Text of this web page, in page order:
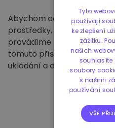
Abychom ochránili naše
prostředky, nabízíme
provádíme pravidelné
tomuto přístupu je naše
ukládání a dalších
Tyto
používají
ke zlepšení
zážitku.
našich
souhlasíte
soubory
s našimi
používání
VŠE